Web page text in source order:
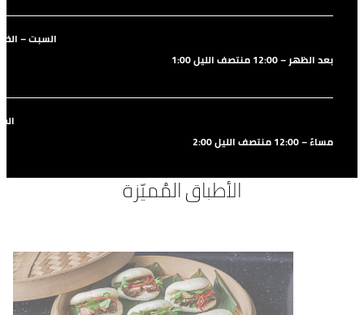
السبت –
1:00 بعد الظهر – 12:00 منتصف الليل
2:00 مساءً – 12:00 منتصف الليل
الأطباق المُميّزة